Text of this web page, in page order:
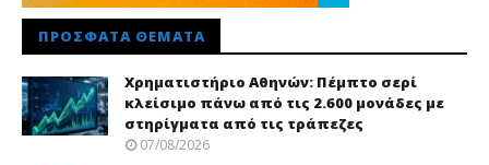
ΠΡΌΣΦΑΤΑ ΘΈΜΑΤΑ
Χρηματιστήριο Αθηνών: Πέμπτο σερί
κλείσιμο πάνω από τις 2.600 μονάδες με
στηρίγματα από τις τράπεζες
07/08/2026